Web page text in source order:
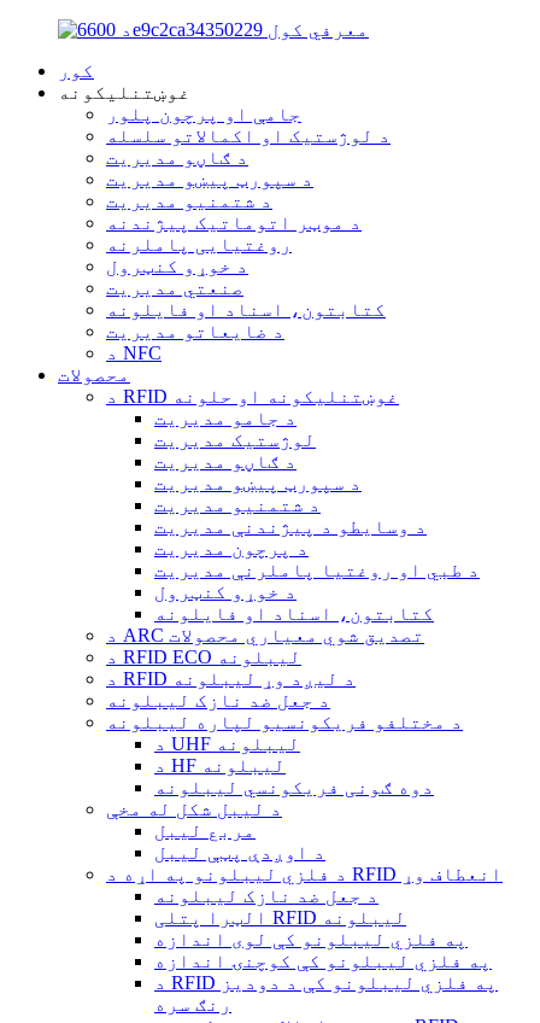
کور
غوښتنلیکونه
جامې او پرچون پلور
د لوژستیک او اکمالاتو سلسله
د ګاڼو مدیریت
د سپورټ پیښو مدیریت
د شتمنیو مدیریت
د موټر اتوماتیک پیژندنه
روغتیایی پاملرنه
د خوړو کنټرول
صنعتي مدیریت
کتابتون، اسناد او فایلونه
د ضایعاتو مدیریت
د NFC
محصولات
د RFID غوښتنلیکونه او حلونه
د جامو مدیریت
لوژستیک مدیریت
د ګاڼو مدیریت
د سپورټ پیښو مدیریت
د شتمنیو مدیریت
د وسایطو د پیژندنې مدیریت
د پرچون مدیریت
د طبي او روغتیا پاملرنې مدیریت
د خوړو کنټرول
کتابتون، اسناد او فایلونه
د ARC تصدیق شوي معیاري محصولات
د RFID ECO لیبلونه
د RFID د لیږد وړ لیبلونه
د جعل ضد نازک لیبلونه
د مختلفو فریکونسیو لپاره لیبلونه
د UHF لیبلونه
د HF لیبلونه
دوه ګونی فریکونسي لیبلونه
د لیبل شکل له مخې
مربع لیبل
د اوږدې پټې لیبل
د فلزي لیبلونو په اړه د RFID انعطاف وړ
د جعل ضد نازک لیبلونه
الټرا پتلی RFID لیبلونه
په فلزي لیبلونو کې لوی اندازه
په فلزي لیبلونو کې کوچنۍ اندازه
د RFID په فلزي لیبلونو کې د دودیز
رنګ سره